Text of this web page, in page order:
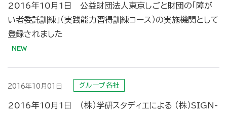
2016年10月1日 公益財団法人東京しごと財団の「障が
い者委託訓練」（実践能力習得訓練コース）の実施機関として
登録されました
2016年10月01日 グループ各社
2016年10月1日 （株）学研スタディエによる （株）SIGN-